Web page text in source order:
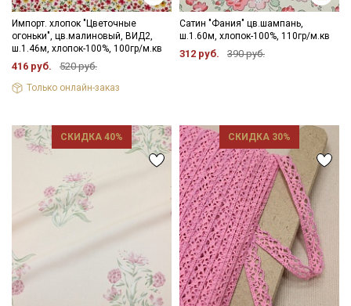
Импорт. хлопок "Цветочные
огоньки", цв.малиновый, ВИД2,
ш.1.46м, хлопок-100%, 100гр/м.кв
416 руб. 520 руб.
Только онлайн-заказ
Сатин "Фания" цв.шампань,
ш.1.60м, хлопок-100%, 110гр/м.кв
312 руб. 390 руб.
СКИДКА 40% СКИДКА 30%